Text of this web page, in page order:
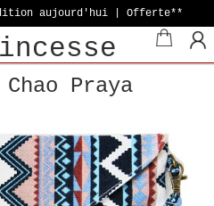
aujourd'hui | Offerte**
Praya